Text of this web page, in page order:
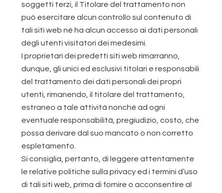
soggetti terzi, il Titolare del trattamento non
può esercitare alcun controllo sul contenuto di
tali siti web né ha alcun accesso ai dati personali
degli utenti visitatori dei medesimi.
I proprietari dei predetti siti web rimarranno,
dunque, gli unici ed esclusivi titolari e responsabili
del trattamento dei dati personali dei propri
utenti, rimanendo, il titolare del trattamento,
estraneo a tale attività nonché ad ogni
eventuale responsabilità, pregiudizio, costo, che
possa derivare dal suo mancato o non corretto
espletamento.
Si consiglia, pertanto, di leggere attentamente
le relative politiche sulla privacy ed i termini d’uso
di tali siti web, prima di fornire o acconsentire al